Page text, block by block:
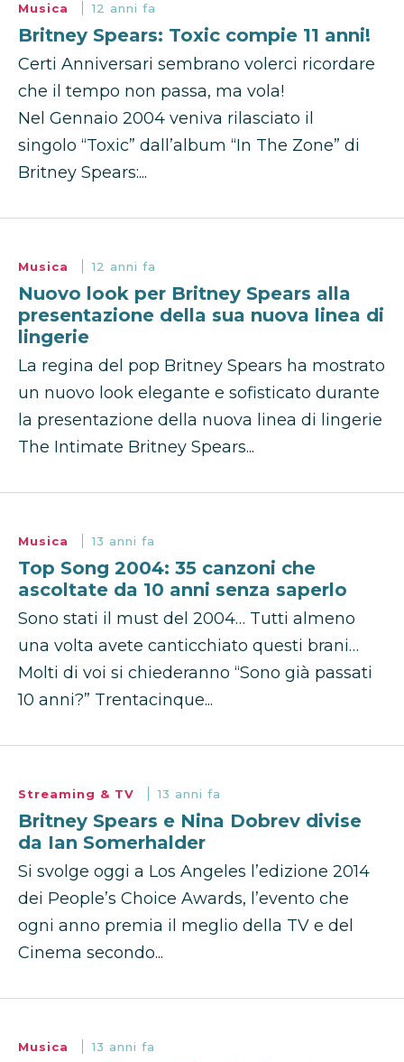
Musica 12 anni fa
Britney Spears: Toxic compie 11 anni!
Certi Anniversari sembrano volerci ricordare
che il tempo non passa, ma vola!
Nel Gennaio 2004 veniva rilasciato il
singolo “Toxic” dall’album “In The Zone” di
Britney Spears:...
Musica 12 anni fa
Nuovo look per Britney Spears alla
presentazione della sua nuova linea di
lingerie
La regina del pop Britney Spears ha mostrato
un nuovo look elegante e sofisticato durante
la presentazione della nuova linea di lingerie
The Intimate Britney Spears...
Musica 13 anni fa
Top Song 2004: 35 canzoni che
ascoltate da 10 anni senza saperlo
Sono stati il must del 2004… Tutti almeno
una volta avete canticchiato questi brani…
Molti di voi si chiederanno “Sono già passati
10 anni?” Trentacinque...
Streaming & TV 13 anni fa
Britney Spears e Nina Dobrev divise
da Ian Somerhalder
Si svolge oggi a Los Angeles l’edizione 2014
dei People’s Choice Awards, l’evento che
ogni anno premia il meglio della TV e del
Cinema secondo...
Musica 13 anni fa